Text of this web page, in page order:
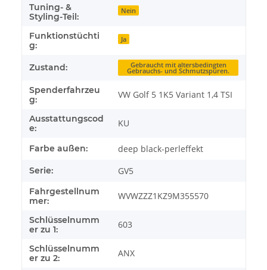
Tuning- &
Styling-Teil:
Nein
Funktionstüchti
g:
Ja
Zustand: Gebraucht mit altersbedingten
Gebrauchs- und Schmutzspuren.
Spenderfahrzeu
g:
VW Golf 5 1K5 Variant 1,4 TSI
Ausstattungscod
e:
KU
Farbe außen: deep black-perleffekt
Serie: GV5
Fahrgestellnum
mer:
WVWZZZ1KZ9M355570
Schlüsselnumm
er zu 1:
603
Schlüsselnumm
er zu 2:
ANX